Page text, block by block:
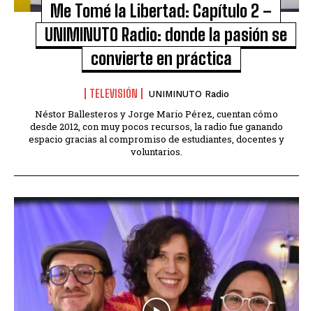
Me Tomé la Libertad: Capítulo 2 –
UNIMINUTO Radio: donde la pasión se
convierte en práctica
TELEVISIÓN UNIMINUTO Radio
Néstor Ballesteros y Jorge Mario Pérez, cuentan cómo
desde 2012, con muy pocos recursos, la radio fue ganando
espacio gracias al compromiso de estudiantes, docentes y
voluntarios.